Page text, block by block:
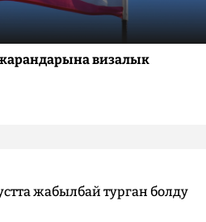
визалык
жабылбай турган болду